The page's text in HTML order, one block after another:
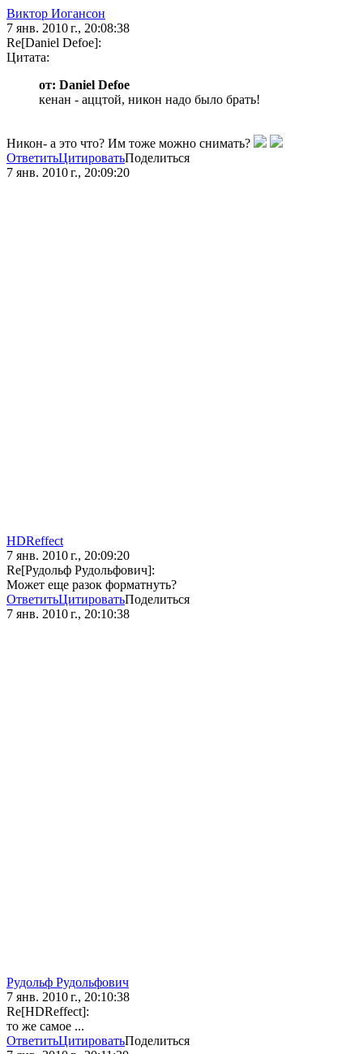
Виктор Иогансон
7 янв. 2010 г., 20:08:38
Re[Daniel Defoe]:
Цитата:
от: Daniel Defoe
кенан - аццтой, никон надо было брать!
Никон- а это что? Им тоже можно снимать?
ОтветитьЦитироватьПоделиться
7 янв. 2010 г., 20:09:20
HDReffect
7 янв. 2010 г., 20:09:20
Re[Рудольф Рудольфович]:
Может еще разок форматнуть?
ОтветитьЦитироватьПоделиться
7 янв. 2010 г., 20:10:38
Рудольф Рудольфович
7 янв. 2010 г., 20:10:38
Re[HDReffect]:
то же самое ...
ОтветитьЦитироватьПоделиться